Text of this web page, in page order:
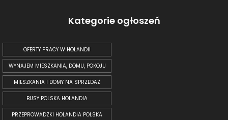
Kategorie ogłoszeń
OFERTY PRACY W HOLANDII
WYNAJEM MIESZKANIA, DOMU, POKOJU
MIESZKANIA I DOMY NA SPRZEDAŻ
BUSY POLSKA HOLANDIA
PRZEPROWADZKI HOLANDIA POLSKA